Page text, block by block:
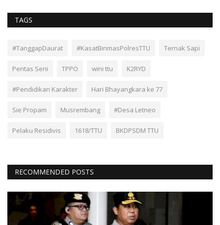
TAGS
#TanggapDaurat #KasatBinmasPolresTTU Ternak Sapi
Pentas Seni TPPO wini ttu K2RYD
#Pendidikan Karakter Hari Bhayangkara ke 77
Sie Propam Musrembang #Desa Letneo
Pelaku Residivis 1618/TTU BKDPSDM TTU
RECOMMENDED POSTS